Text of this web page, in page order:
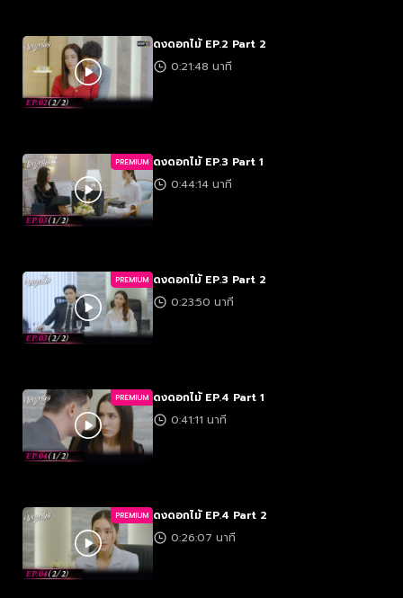
ดงดอกไม้ EP.2 Part 2
0:21:48 นาที
PREMIUM ดงดอกไม้ EP.3 Part 1
0:44:14 นาที
PREMIUM ดงดอกไม้ EP.3 Part 2
0:23:50 นาที
PREMIUM ดงดอกไม้ EP.4 Part 1
0:41:11 นาที
PREMIUM ดงดอกไม้ EP.4 Part 2
0:26:07 นาที